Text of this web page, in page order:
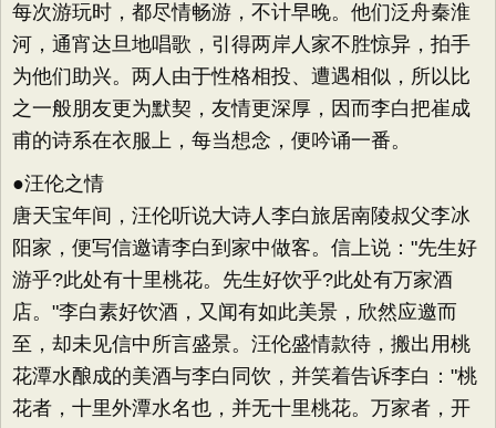
每次游玩时，都尽情畅游，不计早晚。他们泛舟秦淮
河，通宵达旦地唱歌，引得两岸人家不胜惊异，拍手
为他们助兴。两人由于性格相投、遭遇相似，所以比
之一般朋友更为默契，友情更深厚，因而李白把崔成
甫的诗系在衣服上，每当想念，便吟诵一番。
●汪伦之情
唐天宝年间，汪伦听说大诗人李白旅居南陵叔父李冰
阳家，便写信邀请李白到家中做客。信上说："先生好
游乎?此处有十里桃花。先生好饮乎?此处有万家酒
店。"李白素好饮酒，又闻有如此美景，欣然应邀而
至，却未见信中所言盛景。汪伦盛情款待，搬出用桃
花潭水酿成的美酒与李白同饮，并笑着告诉李白："桃
花者，十里外潭水名也，并无十里桃花。万家者，开